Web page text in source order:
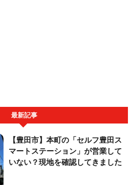
最新記事
【豊田市】本町の「セルフ豊田ス
マートステーション」が営業して
いない？現地を確認してきました